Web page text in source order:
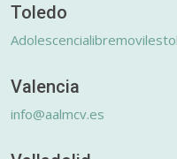
Toledo
Valencia
info@aalmcv.es